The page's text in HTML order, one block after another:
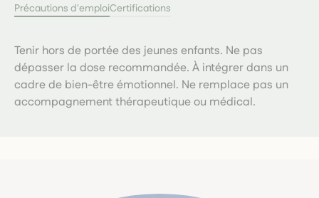
Précautions d'emploiCertifications
Tenir hors de portée des jeunes enfants. Ne pas
dépasser la dose recommandée. À intégrer dans un
cadre de bien-être émotionnel. Ne remplace pas un
accompagnement thérapeutique ou médical.